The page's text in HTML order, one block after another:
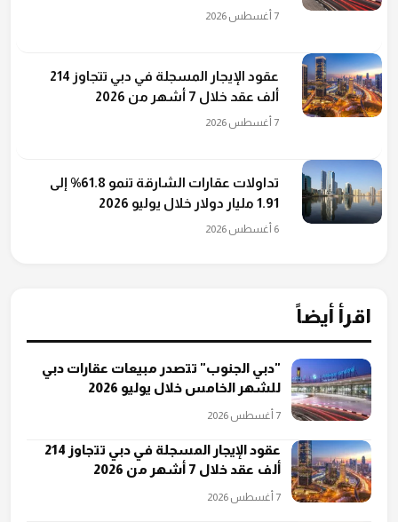
7 أغسطس 2026
عقود الإيجار المسجلة في دبي تتجاوز 214
ألف عقد خلال 7 أشهر من 2026
7 أغسطس 2026
تداولات عقارات الشارقة تنمو 61.8% إلى
1.91 مليار دولار خلال يوليو 2026
6 أغسطس 2026
اقرأ أيضاً
"دبي الجنوب" تتصدر مبيعات عقارات دبي
للشهر الخامس خلال يوليو 2026
7 أغسطس 2026
عقود الإيجار المسجلة في دبي تتجاوز 214
ألف عقد خلال 7 أشهر من 2026
7 أغسطس 2026